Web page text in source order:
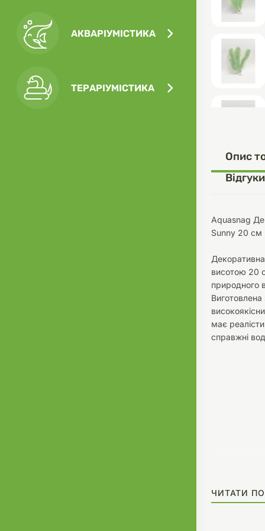
Посуд
Одяг
АКВАРІУМІСТИКА
Корм
ТЕРАРІУМІСТИКА
Опис
Aquasnag
Sunny 20 см
висотою 20
природного
Виготовлена
має
справжні
ЧИТАТИ